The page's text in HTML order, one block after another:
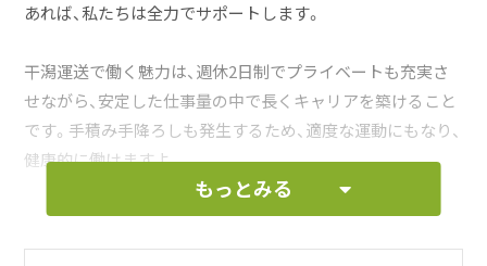
あれば、私たちは全力でサポートします。
干潟運送で働く魅力は、週休2日制でプライベートも充実さ
せながら、安定した仕事量の中で長くキャリアを築けること
です。手積み手降ろしも発生するため、適度な運動にもなり、
健康的に働けますよ。
私たちと共に、日本の食を支える物流のプロフェッショナル
として、地域社会に貢献しませんか？皆さんのご応募を心よ
もっとみる